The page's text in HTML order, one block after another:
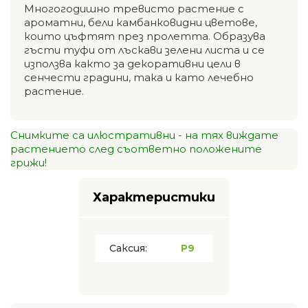
Многогодишно тревисто растение с
ароматни, бели камбанковидни цветове,
които цъфтят през пролетта. Образува
гъсти туфи от лъскави зелени листа и се
използва както за декоративни цели в
сенчести градини, така и като лечебно
растение.
Снимките са илюстративни - на тях виждате
растението след съответно положените
грижи!
Характеристики
Саксия: P9